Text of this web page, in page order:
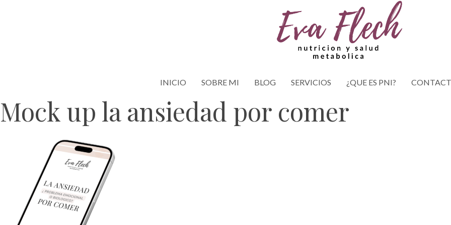
INICIO SOBRE MI BLOG SERVICIOS ¿QUE ES PNI?
Mock up la ansiedad por comer